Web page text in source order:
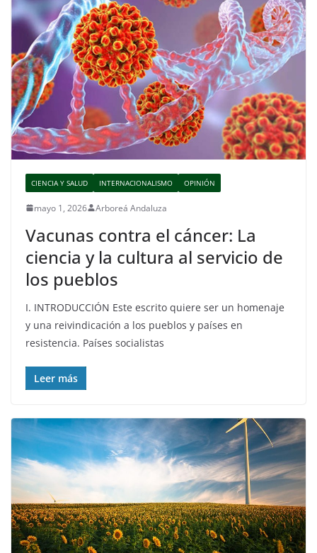
CIENCIA Y SALUD INTERNACIONALISMO OPINIÓN
mayo 1, 2026 Arboreá Andaluza
Vacunas contra el cáncer: La
ciencia y la cultura al servicio de
los pueblos
I. INTRODUCCIÓN Este escrito quiere ser un homenaje
y una reivindicación a los pueblos y países en
resistencia. Países socialistas
Leer más